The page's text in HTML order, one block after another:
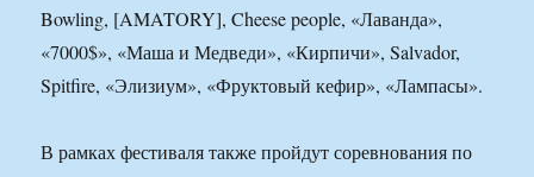
Bowling, [AMATORY], Cheese people, «Лаванда»,
«7000$», «Маша и Медведи», «Кирпичи», Salvador,
Spitfire, «Элизиум», «Фруктовый кефир», «Лампасы».
В рамках фестиваля также пройдут соревнования по